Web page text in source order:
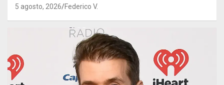
5 agosto, 2026 Federico V.